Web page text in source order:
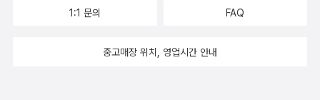
을 재미있게 끝까지 읽을 수 있는 성취감을 준 책” 이라는 리뷰를 받
그리고, 내가 좋아하는 수지 모건스턴 '엠마' 시리즈에 눈이 반짝!@@
1:1 문의 FAQ
중고매장 위치, 영업시간 안내